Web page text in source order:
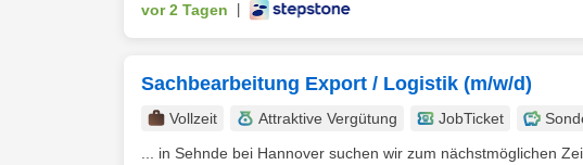
vor 2 Tagen
Sachbearbeitung Export / Logistik (m/w/d)
Vollzeit Attraktive Vergütung JobTicket
... in Sehnde bei Hannover suchen wir zum nächstmöglichen